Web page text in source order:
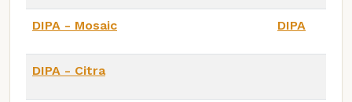
DIPA - Mosaic DIPA
DIPA - Citra